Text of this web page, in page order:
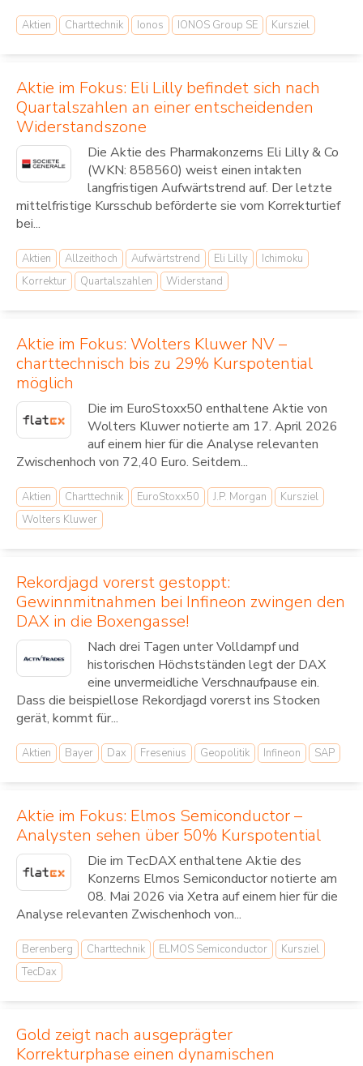
Aktien Charttechnik Ionos IONOS Group SE Kursziel
Aktie im Fokus: Eli Lilly befindet sich nach
Quartalszahlen an einer entscheidenden
Widerstandszone
Die Aktie des Pharmakonzerns Eli Lilly & Co
(WKN: 858560) weist einen intakten
langfristigen Aufwärtstrend auf. Der letzte
mittelfristige Kursschub beförderte sie vom Korrekturtief
bei...
Aktien Allzeithoch Aufwärtstrend Eli Lilly
Ichimoku
Korrektur
Quartalszahlen Widerstand
Aktie im Fokus: Wolters Kluwer NV –
charttechnisch bis zu 29% Kurspotential
möglich
Die im EuroStoxx50 enthaltene Aktie von
Wolters Kluwer notierte am 17. April 2026
auf einem hier für die Analyse relevanten
Zwischenhoch von 72,40 Euro. Seitdem...
Aktien Charttechnik EuroStoxx50 J.P. Morgan
Kursziel
Wolters Kluwer
Rekordjagd vorerst gestoppt:
Gewinnmitnahmen bei Infineon zwingen den
DAX in die Boxengasse!
Nach drei Tagen unter Volldampf und
historischen Höchstständen legt der DAX
eine unvermeidliche Verschnaufpause ein.
Dass die beispiellose Rekordjagd vorerst ins Stocken
gerät, kommt für...
Aktien Bayer Dax Fresenius Geopolitik Infineon SAP
Aktie im Fokus: Elmos Semiconductor –
Analysten sehen über 50% Kurspotential
Die im TecDAX enthaltene Aktie des
Konzerns Elmos Semiconductor notierte am
08. Mai 2026 via Xetra auf einem hier für die
Analyse relevanten Zwischenhoch von...
Berenberg Charttechnik ELMOS Semiconductor
Kursziel
TecDax
Gold zeigt nach ausgeprägter
Korrekturphase einen dynamischen